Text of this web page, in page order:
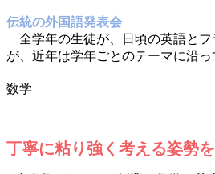
伝統の外国語発表会
全学年の生徒が、日頃の英語とフ
が、近年は学年ごとのテーマに沿
数学
丁寧に粘り強く考える姿勢